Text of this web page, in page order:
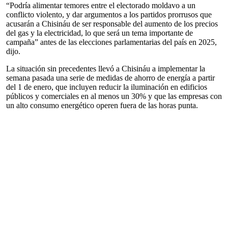
“Podría alimentar temores entre el electorado moldavo a un
conflicto violento, y dar argumentos a los partidos prorrusos que
acusarán a Chisináu de ser responsable del aumento de los precios
del gas y la electricidad, lo que será un tema importante de
campaña” antes de las elecciones parlamentarias del país en 2025,
dijo.
La situación sin precedentes llevó a Chisináu a implementar la
semana pasada una serie de medidas de ahorro de energía a partir
del 1 de enero, que incluyen reducir la iluminación en edificios
públicos y comerciales en al menos un 30% y que las empresas con
un alto consumo energético operen fuera de las horas punta.